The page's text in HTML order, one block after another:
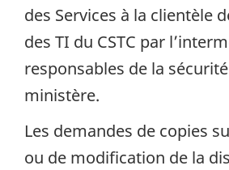
des Services à la clientèle
des TI du CSTC par
responsables de la
ministère.
Les demandes de copies
ou de modification de la